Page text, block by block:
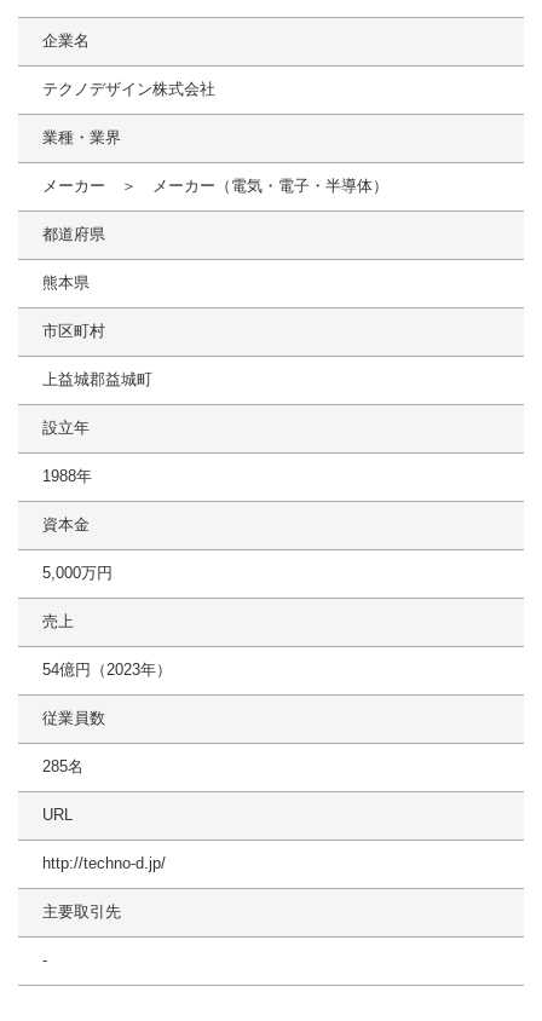
企業名
テクノデザイン株式会社
業種・業界
メーカー ＞ メーカー（電気・電子・半導体）
都道府県
熊本県
市区町村
上益城郡益城町
設立年
1988年
資本金
5,000万円
売上
54億円（2023年）
従業員数
285名
URL
http://techno-d.jp/
主要取引先
-